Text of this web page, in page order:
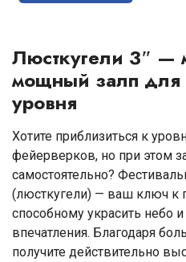
Люсткугели 3″ —
мощный залп для
уровня
Хотите приблизиться к
фейерверков, но при этом
самостоятельно?
(люсткугели) — ваш ключ к
способному украсить небо
впечатления. Благодаря
получите действительно